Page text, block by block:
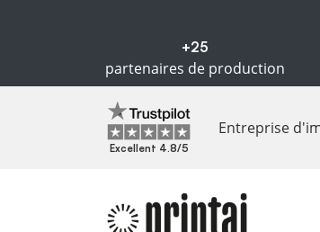
+25
partenaires de production
Excellent 4.8/5
Entreprise